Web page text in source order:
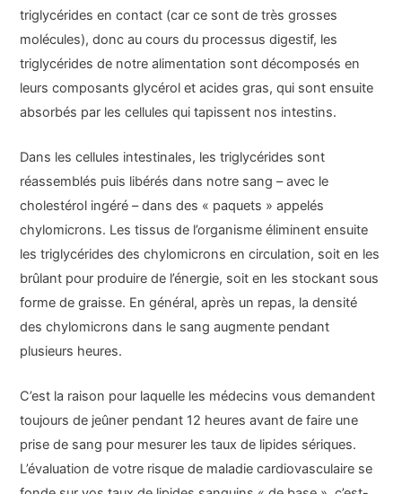
triglycérides en contact (car ce sont de très grosses
molécules), donc au cours du processus digestif, les
triglycérides de notre alimentation sont décomposés en
leurs composants glycérol et acides gras, qui sont ensuite
absorbés par les cellules qui tapissent nos intestins.
Dans les cellules intestinales, les triglycérides sont
réassemblés puis libérés dans notre sang – avec le
cholestérol ingéré – dans des « paquets » appelés
chylomicrons. Les tissus de l’organisme éliminent ensuite
les triglycérides des chylomicrons en circulation, soit en les
brûlant pour produire de l’énergie, soit en les stockant sous
forme de graisse. En général, après un repas, la densité
des chylomicrons dans le sang augmente pendant
plusieurs heures.
C’est la raison pour laquelle les médecins vous demandent
toujours de jeûner pendant 12 heures avant de faire une
prise de sang pour mesurer les taux de lipides sériques.
L’évaluation de votre risque de maladie cardiovasculaire se